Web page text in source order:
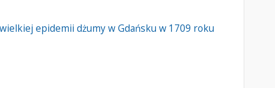
epidemii dżumy w Gdańsku w 1709 roku